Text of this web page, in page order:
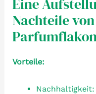
Eine
Nachteile
Vorteile: